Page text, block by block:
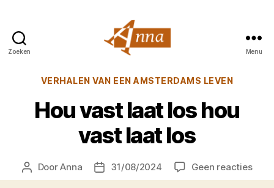
Zoeken
van
Menu
Categorieën
VERHALEN VAN EEN AMSTERDAMS LEVEN
Hou vast laat los hou
vast laat los
Berichtauteur
DoorAnna Berichtdatum
31/08/2024 Geen reactiesop
Hou